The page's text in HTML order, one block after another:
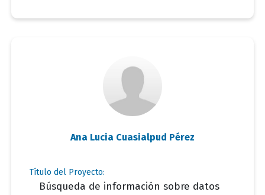
Ana Lucia Cuasialpud Pérez
Título del Proyecto:
Búsqueda de información sobre datos